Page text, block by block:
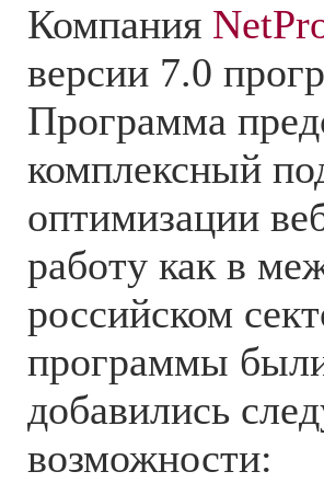
Компания
версии 7.0
Программа
комплексный
оптимизации
работу как в
российском
программы
добавились
возможности: